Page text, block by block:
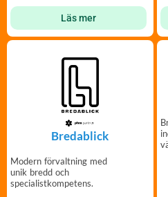
Läs mer
Bredablick
Modern förvaltning med
unik bredd och
specialistkompetens.